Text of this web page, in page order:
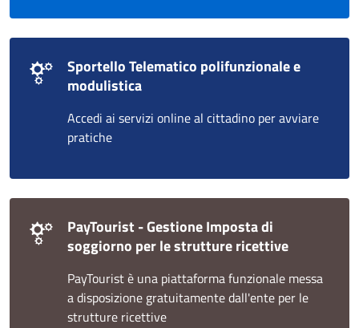
Sportello Telematico polifunzionale e
modulistica
Accedi ai servizi online al cittadino per avviare
pratiche
PayTourist - Gestione Imposta di
soggiorno per le strutture ricettive
PayTourist è una piattaforma funzionale messa
a disposizione gratuitamente dall'ente per le
strutture ricettive